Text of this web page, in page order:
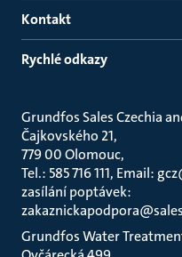
Kontakt
Rychlé odkazy
Grundfos Sales Czechia
Čajkovského 21
779 00 Olomouc
Tel.: 585 716 111, Email:
zasílání poptávek:
Grundfos Water